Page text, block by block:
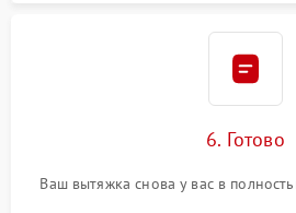
6. Готово
Ваш вытяжка снова у вас в